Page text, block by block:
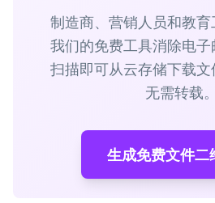
制造商、营销人员和教
我们的免费工具消除电
扫描即可从云存储下载文
无需转载。
生成免费文件